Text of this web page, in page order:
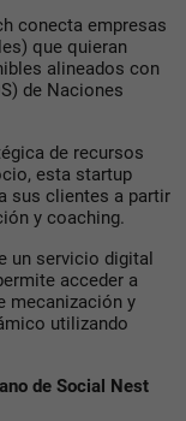
conecta empresas
que quieran
alineados con
de Naciones
de recursos
esta startup
sus clientes a partir
y coaching.
un servicio digital
acceder a
mecanización y
utilizando
de Social Nest